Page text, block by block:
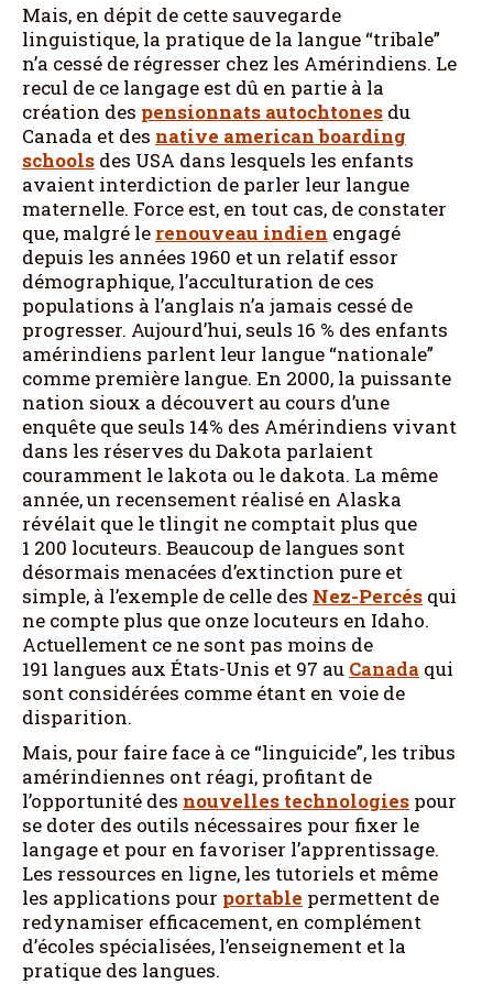
Mais, en dépit de cette sauvegarde
linguistique, la pratique de la langue “tribale”
n’a cessé de régresser chez les Amérindiens. Le
recul de ce langage est dû en partie à la
création des pensionnats autochtones du
Canada et des native american boarding
schools des USA dans lesquels les enfants
avaient interdiction de parler leur langue
maternelle. Force est, en tout cas, de constater
que, malgré le renouveau indien engagé
depuis les années 1960 et un relatif essor
démographique, l’acculturation de ces
populations à l’anglais n’a jamais cessé de
progresser. Aujourd’hui, seuls 16 % des enfants
amérindiens parlent leur langue “nationale”
comme première langue. En 2000, la puissante
nation sioux a découvert au cours d’une
enquête que seuls 14% des Amérindiens vivant
dans les réserves du Dakota parlaient
couramment le lakota ou le dakota. La même
année, un recensement réalisé en Alaska
révélait que le tlingit ne comptait plus que
1 200 locuteurs. Beaucoup de langues sont
désormais menacées d’extinction pure et
simple, à l’exemple de celle des Nez-Percés qui
ne compte plus que onze locuteurs en Idaho.
Actuellement ce ne sont pas moins de
191 langues aux États-Unis et 97 au Canada qui
sont considérées comme étant en voie de
disparition.
Mais, pour faire face à ce “linguicide”, les tribus
amérindiennes ont réagi, profitant de
l’opportunité des nouvelles technologies pour
se doter des outils nécessaires pour fixer le
langage et pour en favoriser l’apprentissage.
Les ressources en ligne, les tutoriels et même
les applications pour portable permettent de
redynamiser efficacement, en complément
d’écoles spécialisées, l’enseignement et la
pratique des langues.